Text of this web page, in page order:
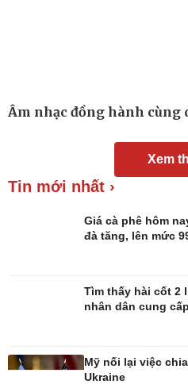
Tình yêu - Gia đình
Âm nhạc đồng hành cùng
Xem
Tin mới nhất ›
Giá cà phê hôm
đà tăng, lên mức
Tìm thấy hài cốt 2
nhân dân cung cấp
Mỹ nối lại việc
Ukraine